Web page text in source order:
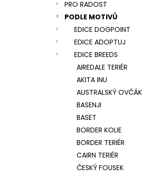
PRO RADOST
PODLE MOTIVŮ
EDICE DOGPOINT
EDICE ADOPTUJ
EDICE BREEDS
AIREDALE TERIÉR
AKITA INU
AUSTRALSKÝ OVČÁK
BASENJI
BASET
BORDER KOLIE
BORDER TERIÉR
CAIRN TERIÉR
ČESKÝ FOUSEK
NÁRAMEK TLAPKA - ČERNÁ
159 Kč